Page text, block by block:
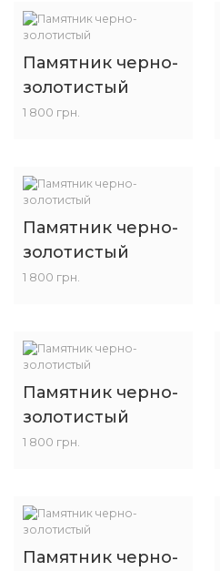
Памятник черно-
золотистый
1 800 грн.
Памятник черно-
золотистый
1 800 грн.
Памятник черно-
золотистый
1 800 грн.
Памятник черно-